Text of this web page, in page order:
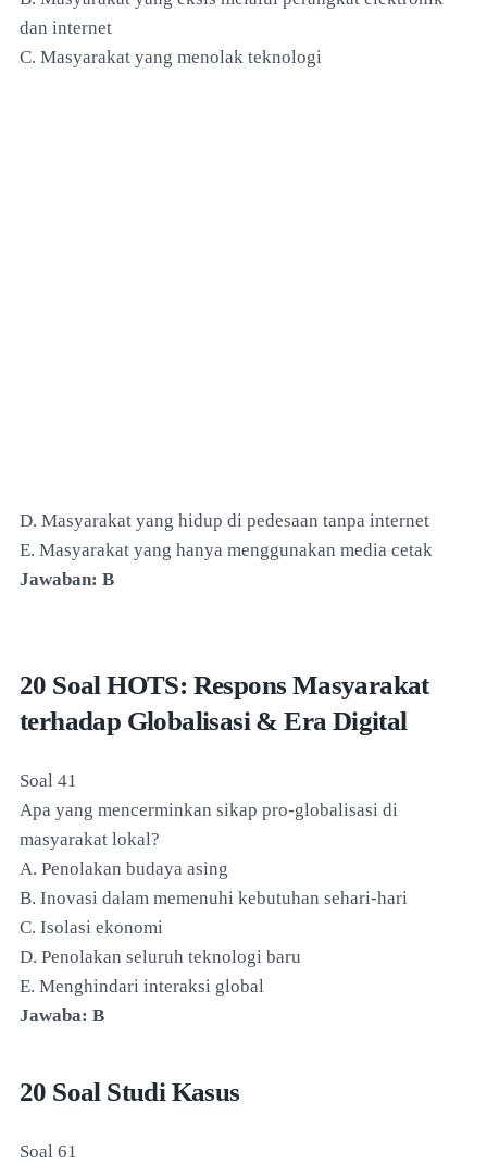
dan internet
C. Masyarakat yang menolak teknologi
D. Masyarakat yang hidup di pedesaan tanpa internet
E. Masyarakat yang hanya menggunakan media cetak
Jawaban: B
20 Soal HOTS: Respons Masyarakat
terhadap Globalisasi & Era Digital
Soal 41
Apa yang mencerminkan sikap pro-globalisasi di
masyarakat lokal?
A. Penolakan budaya asing
B. Inovasi dalam memenuhi kebutuhan sehari-hari
C. Isolasi ekonomi
D. Penolakan seluruh teknologi baru
E. Menghindari interaksi global
Jawaba: B
20 Soal Studi Kasus
Soal 61